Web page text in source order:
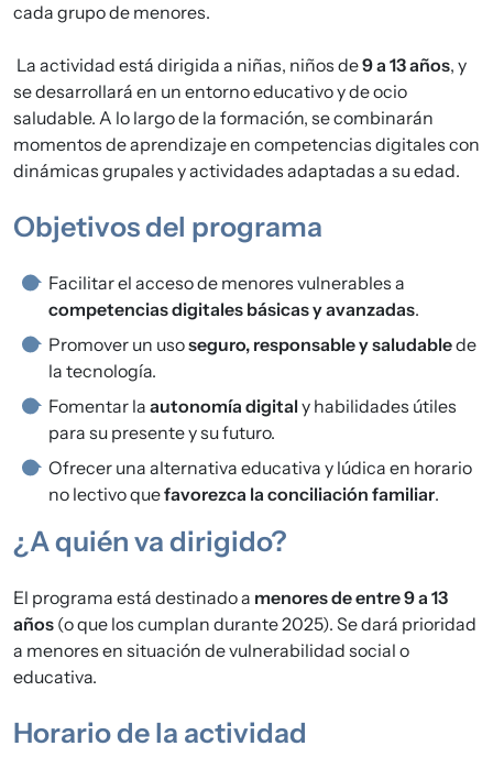
cada grupo de menores.
La actividad está dirigida a niñas, niños de9 a 13 años, y
se desarrollará en un entorno educativo y de ocio
saludable. A lo largo de la formación, se combinarán
momentos de aprendizaje en competencias digitales con
dinámicas grupales y actividades adaptadas a su edad.
Objetivos del programa
Facilitar el acceso de menores vulnerables a
competencias digitales básicas y avanzadas.
Promover un usoseguro, responsable y saludablede
la tecnología.
Fomentar la autonomía digital y habilidades útiles
para su presente y su futuro.
Ofrecer una alternativa educativa y lúdica en horario
no lectivo quefavorezca la conciliación familiar.
¿A quién va dirigido?
El programa está destinado a menores de entre 9 a 13
años (o que los cumplan durante 2025). Se dará prioridad
a menores en situación de vulnerabilidad social o
educativa.
Horario de la actividad